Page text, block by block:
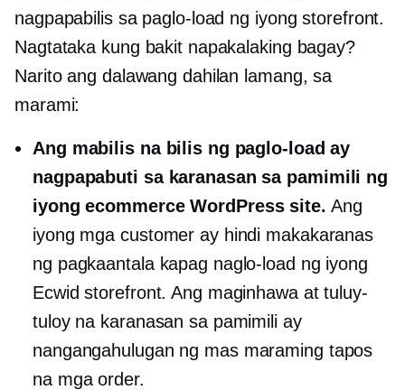
nagpapabilis sa paglo-load ng iyong storefront.
Nagtataka kung bakit napakalaking bagay?
Narito ang dalawang dahilan lamang, sa
marami:
Ang mabilis na bilis ng paglo-load ay
nagpapabuti sa karanasan sa pamimili ng
iyong ecommerce WordPress site. Ang
iyong mga customer ay hindi makakaranas
ng pagkaantala kapag naglo-load ng iyong
Ecwid storefront. Ang maginhawa at tuluy-
tuloy na karanasan sa pamimili ay
nangangahulugan ng mas maraming tapos
na mga order.